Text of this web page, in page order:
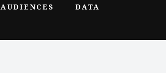
AUDIENCES DATA